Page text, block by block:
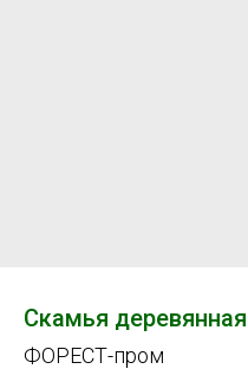
Скамья деревянная
ФОРЕСТ-пром